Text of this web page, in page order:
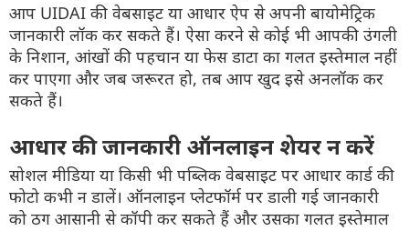
आप UIDAI की वेबसाइट या आधार ऐप से अपनी बायोमेट्रिक
जानकारी लॉक कर सकते हैं। ऐसा करने से कोई भी आपकी उंगली
के निशान, आंखों की पहचान या फेस डाटा का गलत इस्तेमाल नहीं
कर पाएगा और जब जरूरत हो, तब आप खुद इसे अनलॉक कर
सकते हैं।
आधार की जानकारी ऑनलाइन शेयर न करें
सोशल मीडिया या किसी भी पब्लिक वेबसाइट पर आधार कार्ड की
फोटो कभी न डालें। ऑनलाइन प्लेटफॉर्म पर डाली गई जानकारी
को ठग आसानी से कॉपी कर सकते हैं और उसका गलत इस्तेमाल